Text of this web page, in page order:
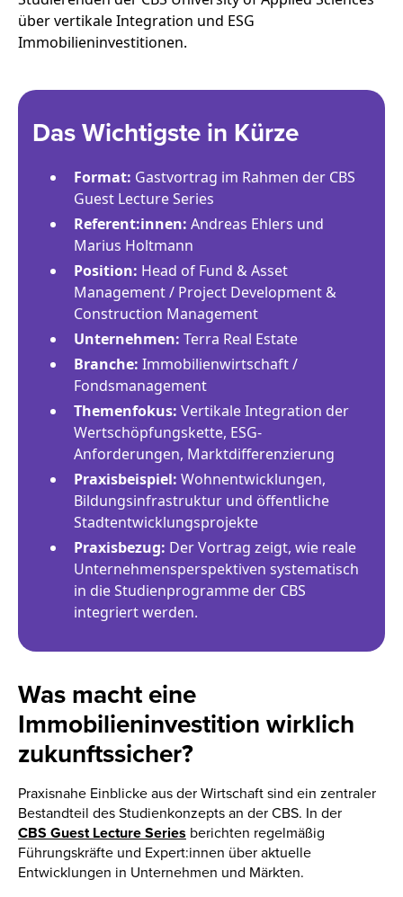
Das Wichtigste in Kürze
Format: Gastvortrag im Rahmen der CBS
Guest Lecture Series
Referent:innen: Andreas Ehlers und
Marius Holtmann
Position: Head of Fund & Asset
Management / Project Development &
Construction Management
Unternehmen: Terra Real Estate
Branche: Immobilienwirtschaft /
Fondsmanagement
Themenfokus: Vertikale Integration der
Wertschöpfungskette, ESG-
Anforderungen, Marktdifferenzierung
Praxisbeispiel: Wohnentwicklungen,
Bildungsinfrastruktur und öffentliche
Stadtentwicklungsprojekte
Praxisbezug: Der Vortrag zeigt, wie reale
Unternehmensperspektiven systematisch
in die Studienprogramme der CBS
integriert werden.
Was macht eine
Immobilieninvestition wirklich
zukunftssicher?
Praxisnahe Einblicke aus der Wirtschaft sind ein zentraler
Bestandteil des Studienkonzepts an der CBS. In der
CBS Guest Lecture Series berichten regelmäßig
Führungskräfte und Expert:innen über aktuelle
Entwicklungen in Unternehmen und Märkten.